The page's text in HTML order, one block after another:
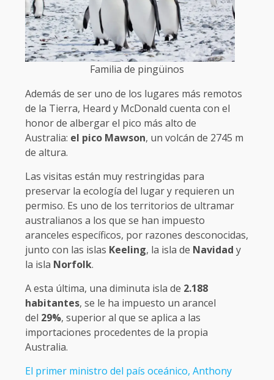
Familia de pingüinos
Además de ser uno de los lugares más remotos
de la Tierra, Heard y McDonald cuenta con el
honor de albergar el pico más alto de
Australia: el pico Mawson, un volcán de 2745 m
de altura.
Las visitas están muy restringidas para
preservar la ecología del lugar y requieren un
permiso. Es uno de los territorios de ultramar
australianos a los que se han impuesto
aranceles específicos, por razones desconocidas,
junto con las islas Keeling, la isla de Navidad y
la isla Norfolk.
A esta última, una diminuta isla de 2.188
habitantes, se le ha impuesto un arancel
del 29%, superior al que se aplica a las
importaciones procedentes de la propia
Australia.
El primer ministro del país oceánico, Anthony